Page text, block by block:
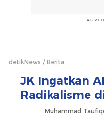
detikNews Berita
JK Ingatkan
Radikalisme
Muhammad